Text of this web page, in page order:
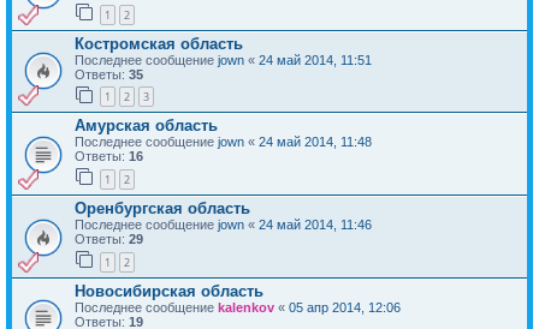
1 2
Костромская область
Последнее сообщение jown « 24 май 2014, 11:51
Ответы: 35
1 2 3
Амурская область
Последнее сообщение jown « 24 май 2014, 11:48
Ответы: 16
1 2
Оренбургская область
Последнее сообщение jown « 24 май 2014, 11:46
Ответы: 29
1 2
Новосибирская область
Последнее сообщение kalenkov « 05 апр 2014, 12:06
Ответы: 19